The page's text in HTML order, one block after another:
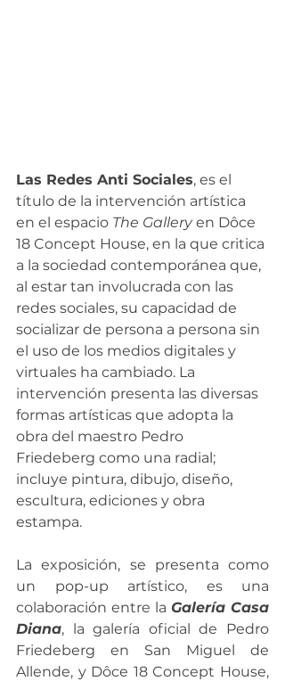
Las Redes Anti Sociales, es el
título de la intervención artística
en el espacio The Gallery en Dôce
18 Concept House, en la que critica
a la sociedad contemporánea que,
al estar tan involucrada con las
redes sociales, su capacidad de
socializar de persona a persona sin
el uso de los medios digitales y
virtuales ha cambiado. La
intervención presenta las diversas
formas artísticas que adopta la
obra del maestro Pedro
Friedeberg como una radial;
incluye pintura, dibujo, diseño,
escultura, ediciones y obra
estampa.
La exposición, se presenta como
un pop-up artístico, es una
colaboración entre la Galería Casa
Diana, la galería oficial de Pedro
Friedeberg en San Miguel de
Allende, y Dôce 18 Concept House,